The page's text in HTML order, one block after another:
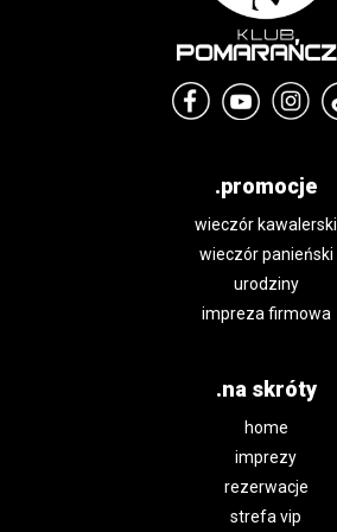
.promocje
wieczór kawalerski
wieczór panieński
urodziny
impreza firmowa
.na skróty
home
imprezy
rezerwacje
strefa vip